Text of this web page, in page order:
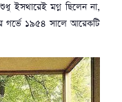
ইসথারেই মগ্ন ছিলেন না,
গর্ভে ১৯৫৪ সালে আরেকটি